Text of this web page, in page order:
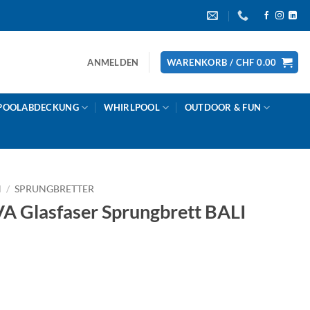
ANMELDEN WARENKORB / CHF 0.00
WHIRLPOOL OUTDOOR & FUN
/ SPRUNGBRETTER
Glasfaser Sprungbrett BALI